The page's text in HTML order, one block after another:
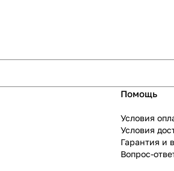
Помощь
Условия
Условия
Гарантия и
Вопрос-